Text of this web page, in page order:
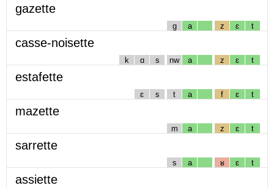
gazette
g a z ɛ t
casse-noisette
k ɑ s nw a z ɛ t
estafette
ɛ s t a f ɛ t
mazette
m a z ɛ t
sarrette
s a ʁ ɛ t
assiette